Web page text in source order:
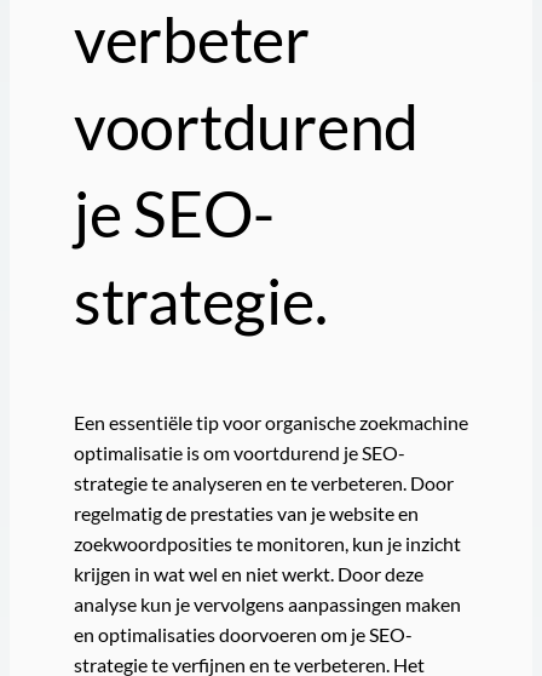
verbeter
voortdurend
je SEO-
strategie.
Een essentiële tip voor organische zoekmachine
optimalisatie is om voortdurend je SEO-
strategie te analyseren en te verbeteren. Door
regelmatig de prestaties van je website en
zoekwoordposities te monitoren, kun je inzicht
krijgen in wat wel en niet werkt. Door deze
analyse kun je vervolgens aanpassingen maken
en optimalisaties doorvoeren om je SEO-
strategie te verfijnen en te verbeteren. Het